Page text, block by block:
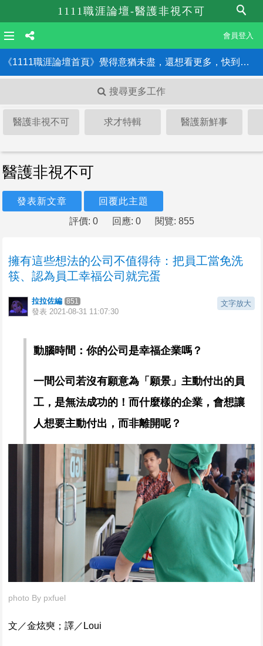
1111職涯論壇-醫護非視不可
會員登入
《1111職涯論壇首頁》覺得意猶未盡，還想看更多，快到職涯論壇首頁！！
搜尋更多工作
醫護非視不可 求才特輯 醫護新鮮事
醫護非視不可
發表新文章
回覆此主題
評價: 0
回應: 0 閱覽: 855
擁有這些想法的公司不值得待：把員工當免洗
筷、認為員工幸福公司就完蛋
文字放大
拉拉佐編 851
發表 2021-08-31 11:07:30
動腦時間：你的公司是幸福企業嗎？
一間公司若沒有願意為「願景」主動付出的員
工，是無法成功的！而什麼樣的企業，會想讓
人想要主動付出，而非離開呢？
photo By pxfuel
文／金炫奭；譯／Loui